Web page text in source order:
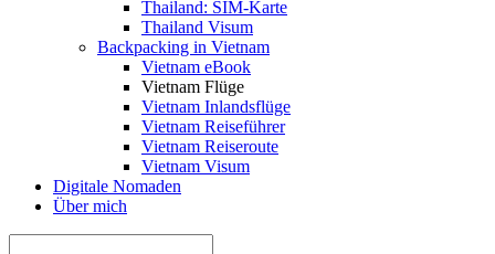
Thailand: SIM-Karte
Thailand Visum
Backpacking in Vietnam
Vietnam eBook
Vietnam Flüge
Vietnam Inlandsflüge
Vietnam Reiseführer
Vietnam Reiseroute
Vietnam Visum
Digitale Nomaden
Über mich